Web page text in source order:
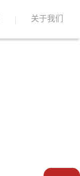
关于我们